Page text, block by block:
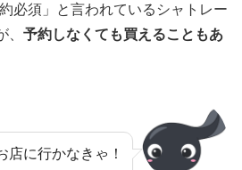
必須」と言われているシャトレー
予約しなくても買えることもあ
店に行かなきゃ！